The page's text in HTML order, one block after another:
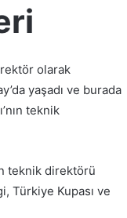
olarak
yaşadı ve burada
teknik
teknik direktörü
Türkiye Kupası ve